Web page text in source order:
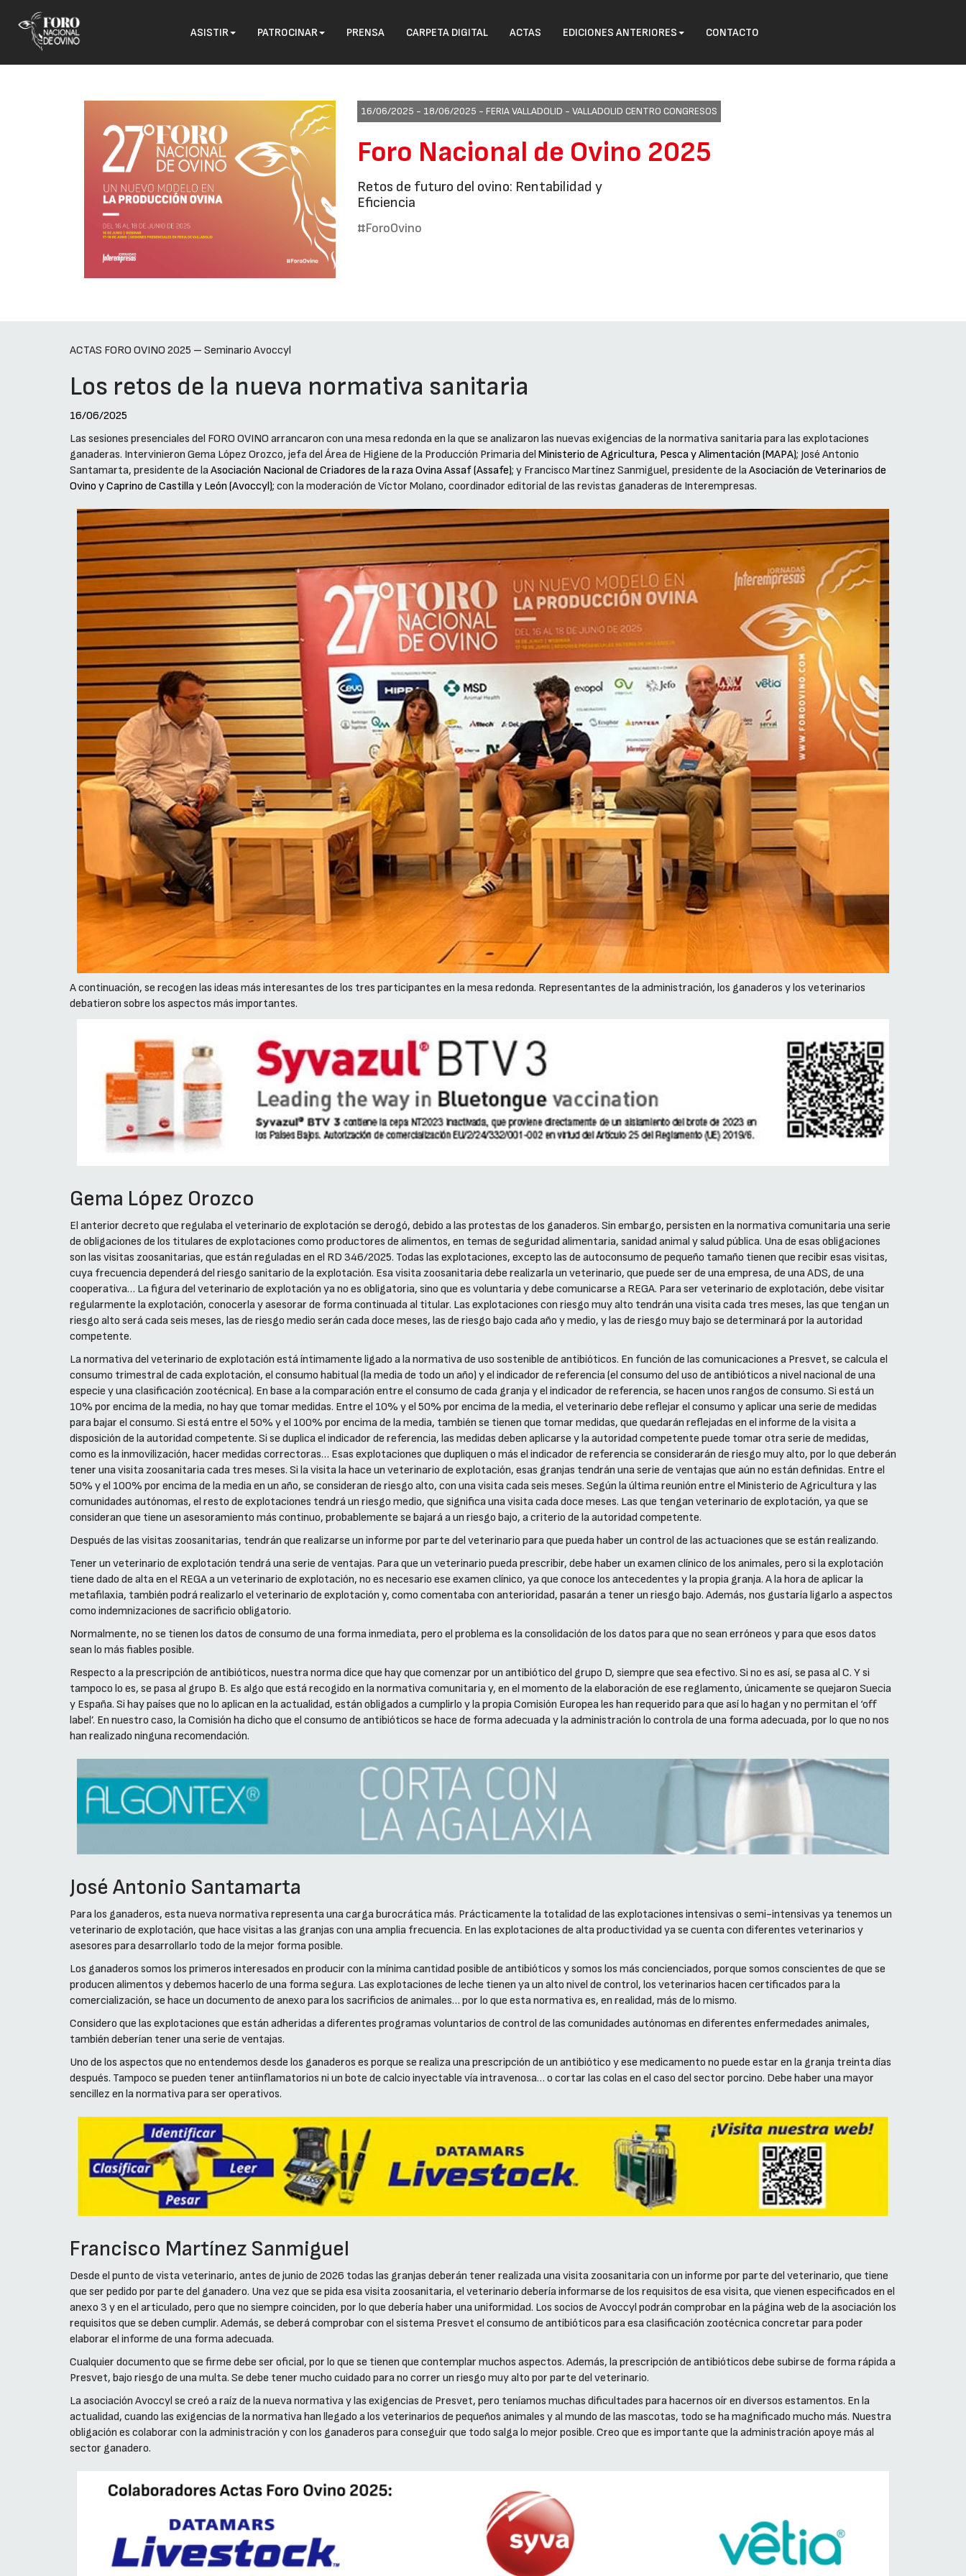
ASISTIR PATROCINAR PRENSA CARPETA DIGITAL ACTAS EDICIONES ANTERIORES CONTACTO
16/06/2025 - 18/06/2025 - FERIA VALLADOLID - VALLADOLID CENTRO CONGRESOS
Foro Nacional de Ovino 2025
Retos de futuro del ovino: Rentabilidad y
Eficiencia
#ForoOvino
ACTAS FORO OVINO 2025 – Seminario Avoccyl
Los retos de la nueva normativa sanitaria
16/06/2025
Las sesiones presenciales del FORO OVINO arrancaron con una mesa redonda en la que se analizaron las nuevas exigencias de la normativa sanitaria para las explotaciones
ganaderas. Intervinieron Gema López Orozco, jefa del Área de Higiene de la Producción Primaria del Ministerio de Agricultura, Pesca y Alimentación (MAPA); José Antonio
Santamarta, presidente de laAsociación Nacional de Criadores de la raza Ovina Assaf (Assafe); y Francisco Martínez Sanmiguel, presidente de laAsociación de Veterinarios de
Ovino y Caprino de Castilla y León (Avoccyl); con la moderación de Víctor Molano, coordinador editorial de las revistas ganaderas de Interempresas.
A continuación, se recogen las ideas más interesantes de los tres participantes en la mesa redonda. Representantes de la administración, los ganaderos y los veterinarios
debatieron sobre los aspectos más importantes.
Gema López Orozco
El anterior decreto que regulaba el veterinario de explotación se derogó, debido a las protestas de los ganaderos. Sin embargo, persisten en la normativa comunitaria una serie
de obligaciones de los titulares de explotaciones como productores de alimentos, en temas de seguridad alimentaria, sanidad animal y salud pública. Una de esas obligaciones
son las visitas zoosanitarias, que están reguladas en el RD 346/2025. Todas las explotaciones, excepto las de autoconsumo de pequeño tamaño tienen que recibir esas visitas,
cuya frecuencia dependerá del riesgo sanitario de la explotación. Esa visita zoosanitaria debe realizarla un veterinario, que puede ser de una empresa, de una ADS, de una
cooperativa… La figura del veterinario de explotación ya no es obligatoria, sino que es voluntaria y debe comunicarse a REGA. Para ser veterinario de explotación, debe visitar
regularmente la explotación, conocerla y asesorar de forma continuada al titular. Las explotaciones con riesgo muy alto tendrán una visita cada tres meses, las que tengan un
riesgo alto será cada seis meses, las de riesgo medio serán cada doce meses, las de riesgo bajo cada año y medio, y las de riesgo muy bajo se determinará por la autoridad
competente.
La normativa del veterinario de explotación está íntimamente ligado a la normativa de uso sostenible de antibióticos. En función de las comunicaciones a Presvet, se calcula el
consumo trimestral de cada explotación, el consumo habitual (la media de todo un año) y el indicador de referencia (el consumo del uso de antibióticos a nivel nacional de una
especie y una clasificación zootécnica). En base a la comparación entre el consumo de cada granja y el indicador de referencia, se hacen unos rangos de consumo. Si está un
10% por encima de la media, no hay que tomar medidas. Entre el 10% y el 50% por encima de la media, el veterinario debe reflejar el consumo y aplicar una serie de medidas
para bajar el consumo. Si está entre el 50% y el 100% por encima de la media, también se tienen que tomar medidas, que quedarán reflejadas en el informe de la visita a
disposición de la autoridad competente. Si se duplica el indicador de referencia, las medidas deben aplicarse y la autoridad competente puede tomar otra serie de medidas,
como es la inmovilización, hacer medidas correctoras… Esas explotaciones que dupliquen o más el indicador de referencia se considerarán de riesgo muy alto, por lo que deberán
tener una visita zoosanitaria cada tres meses. Si la visita la hace un veterinario de explotación, esas granjas tendrán una serie de ventajas que aún no están definidas. Entre el
50% y el 100% por encima de la media en un año, se consideran de riesgo alto, con una visita cada seis meses. Según la última reunión entre el Ministerio de Agricultura y las
comunidades autónomas, el resto de explotaciones tendrá un riesgo medio, que significa una visita cada doce meses. Las que tengan veterinario de explotación, ya que se
consideran que tiene un asesoramiento más continuo, probablemente se bajará a un riesgo bajo, a criterio de la autoridad competente.
Después de las visitas zoosanitarias, tendrán que realizarse un informe por parte del veterinario para que pueda haber un control de las actuaciones que se están realizando.
Tener un veterinario de explotación tendrá una serie de ventajas. Para que un veterinario pueda prescribir, debe haber un examen clínico de los animales, pero si la explotación
tiene dado de alta en el REGA a un veterinario de explotación, no es necesario ese examen clínico, ya que conoce los antecedentes y la propia granja. A la hora de aplicar la
metafilaxia, también podrá realizarlo el veterinario de explotación y, como comentaba con anterioridad, pasarán a tener un riesgo bajo. Además, nos gustaría ligarlo a aspectos
como indemnizaciones de sacrificio obligatorio.
Normalmente, no se tienen los datos de consumo de una forma inmediata, pero el problema es la consolidación de los datos para que no sean erróneos y para que esos datos
sean lo más fiables posible.
Respecto a la prescripción de antibióticos, nuestra norma dice que hay que comenzar por un antibiótico del grupo D, siempre que sea efectivo. Si no es así, se pasa al C. Y si
tampoco lo es, se pasa al grupo B. Es algo que está recogido en la normativa comunitaria y, en el momento de la elaboración de ese reglamento, únicamente se quejaron Suecia
y España. Si hay países que no lo aplican en la actualidad, están obligados a cumplirlo y la propia Comisión Europea les han requerido para que así lo hagan y no permitan el ‘off
label’. En nuestro caso, la Comisión ha dicho que el consumo de antibióticos se hace de forma adecuada y la administración lo controla de una forma adecuada, por lo que no nos
han realizado ninguna recomendación.
José Antonio Santamarta
Para los ganaderos, esta nueva normativa representa una carga burocrática más. Prácticamente la totalidad de las explotaciones intensivas o semi-intensivas ya tenemos un
veterinario de explotación, que hace visitas a las granjas con una amplia frecuencia. En las explotaciones de alta productividad ya se cuenta con diferentes veterinarios y
asesores para desarrollarlo todo de la mejor forma posible.
Los ganaderos somos los primeros interesados en producir con la mínima cantidad posible de antibióticos y somos los más concienciados, porque somos conscientes de que se
producen alimentos y debemos hacerlo de una forma segura. Las explotaciones de leche tienen ya un alto nivel de control, los veterinarios hacen certificados para la
comercialización, se hace un documento de anexo para los sacrificios de animales… por lo que esta normativa es, en realidad, más de lo mismo.
Considero que las explotaciones que están adheridas a diferentes programas voluntarios de control de las comunidades autónomas en diferentes enfermedades animales,
también deberían tener una serie de ventajas.
Uno de los aspectos que no entendemos desde los ganaderos es porque se realiza una prescripción de un antibiótico y ese medicamento no puede estar en la granja treinta días
después. Tampoco se pueden tener antiinflamatorios ni un bote de calcio inyectable vía intravenosa… o cortar las colas en el caso del sector porcino. Debe haber una mayor
sencillez en la normativa para ser operativos.
Francisco Martínez Sanmiguel
Desde el punto de vista veterinario, antes de junio de 2026 todas las granjas deberán tener realizada una visita zoosanitaria con un informe por parte del veterinario, que tiene
que ser pedido por parte del ganadero. Una vez que se pida esa visita zoosanitaria, el veterinario debería informarse de los requisitos de esa visita, que vienen especificados en el
anexo 3 y en el articulado, pero que no siempre coinciden, por lo que debería haber una uniformidad. Los socios de Avoccyl podrán comprobar en la página web de la asociación los
requisitos que se deben cumplir. Además, se deberá comprobar con el sistema Presvet el consumo de antibióticos para esa clasificación zootécnica concretar para poder
elaborar el informe de una forma adecuada.
Cualquier documento que se firme debe ser oficial, por lo que se tienen que contemplar muchos aspectos. Además, la prescripción de antibióticos debe subirse de forma rápida a
Presvet, bajo riesgo de una multa. Se debe tener mucho cuidado para no correr un riesgo muy alto por parte del veterinario.
La asociación Avoccyl se creó a raíz de la nueva normativa y las exigencias de Presvet, pero teníamos muchas dificultades para hacernos oír en diversos estamentos. En la
actualidad, cuando las exigencias de la normativa han llegado a los veterinarios de pequeños animales y al mundo de las mascotas, todo se ha magnificado mucho más. Nuestra
obligación es colaborar con la administración y con los ganaderos para conseguir que todo salga lo mejor posible. Creo que es importante que la administración apoye más al
sector ganadero.